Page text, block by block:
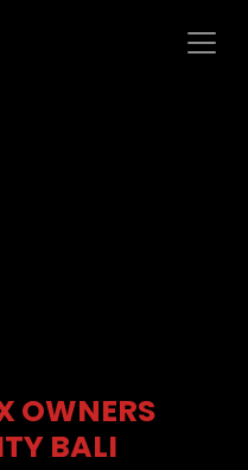
OWNERS
BALI